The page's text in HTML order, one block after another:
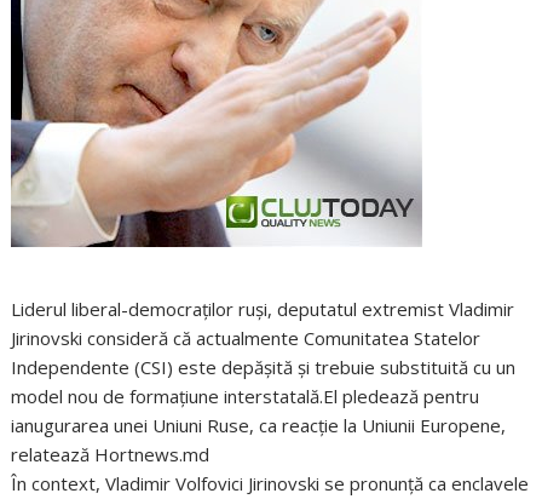
Liderul liberal-democraţilor ruşi, deputatul extremist Vladimir
Jirinovski consideră că actualmente Comunitatea Statelor
Independente (CSI) este depăşită şi trebuie substituită cu un
model nou de formaţiune interstatală.El pledează pentru
ianugurarea unei Uniuni Ruse, ca reacţie la Uniunii Europene,
relatează Hortnews.md
În context, Vladimir Volfovici Jirinovski se pronunţă ca enclavele